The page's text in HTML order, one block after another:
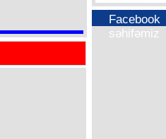
Facebook
səhifəmiz